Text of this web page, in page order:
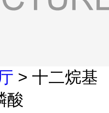
> 十二烷基
酸